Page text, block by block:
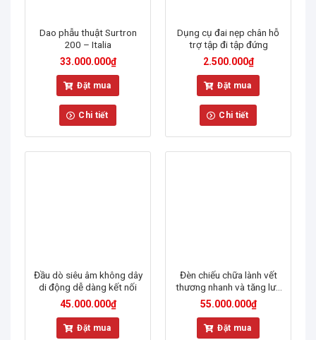
Dao phẫu thuật Surtron
200 – Italia
33.000.000₫
Đặt mua
Chi tiết
Dụng cụ đai nẹp chân hỗ
trợ tập đi tập đứng
2.500.000₫
Đặt mua
Chi tiết
Đầu dò siêu âm không dây
di động dễ dàng kết nối
45.000.000₫
Đặt mua
Đèn chiếu chữa lành vết
thương nhanh và tăng lưu
thông mạch máu
55.000.000₫
Đặt mua